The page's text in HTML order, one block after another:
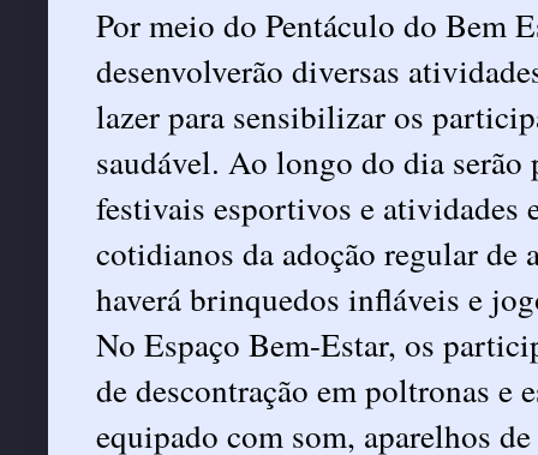
Por meio do Pentáculo do Bem
desenvolverão diversas
lazer para sensibilizar os
saudável. Ao longo do dia
festivais esportivos e atividades
cotidianos da adoção regular de
haverá brinquedos infláveis e
No Espaço Bem-Estar, os
de descontração em poltronas e
equipado com som, aparelhos